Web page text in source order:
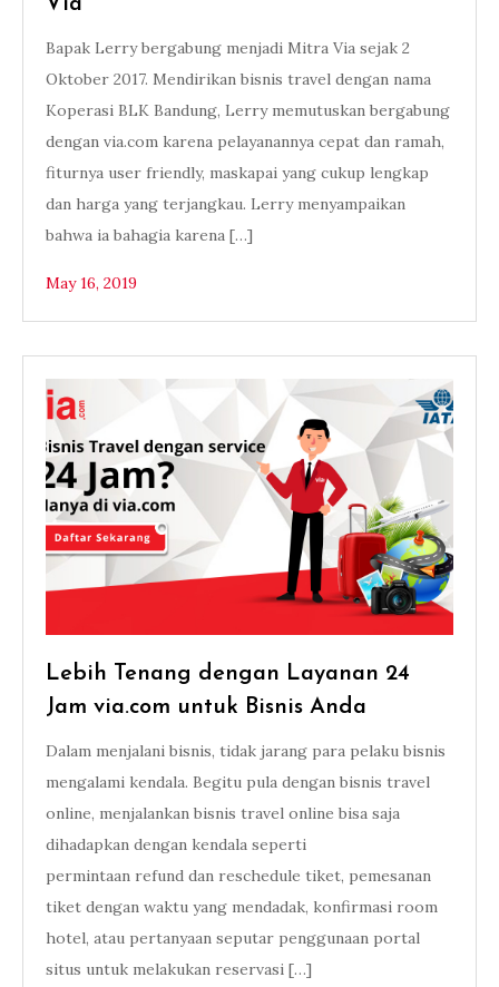
Via
Bapak Lerry bergabung menjadi Mitra Via sejak 2
Oktober 2017. Mendirikan bisnis travel dengan nama
Koperasi BLK Bandung, Lerry memutuskan bergabung
dengan via.com karena pelayanannya cepat dan ramah,
fiturnya user friendly, maskapai yang cukup lengkap
dan harga yang terjangkau. Lerry menyampaikan
bahwa ia bahagia karena […]
May 16, 2019
Lebih Tenang dengan Layanan 24
Jam via.com untuk Bisnis Anda
Dalam menjalani bisnis, tidak jarang para pelaku bisnis
mengalami kendala. Begitu pula dengan bisnis travel
online, menjalankan bisnis travel online bisa saja
dihadapkan dengan kendala seperti
permintaan refund dan reschedule tiket, pemesanan
tiket dengan waktu yang mendadak, konfirmasi room
hotel, atau pertanyaan seputar penggunaan portal
situs untuk melakukan reservasi […]